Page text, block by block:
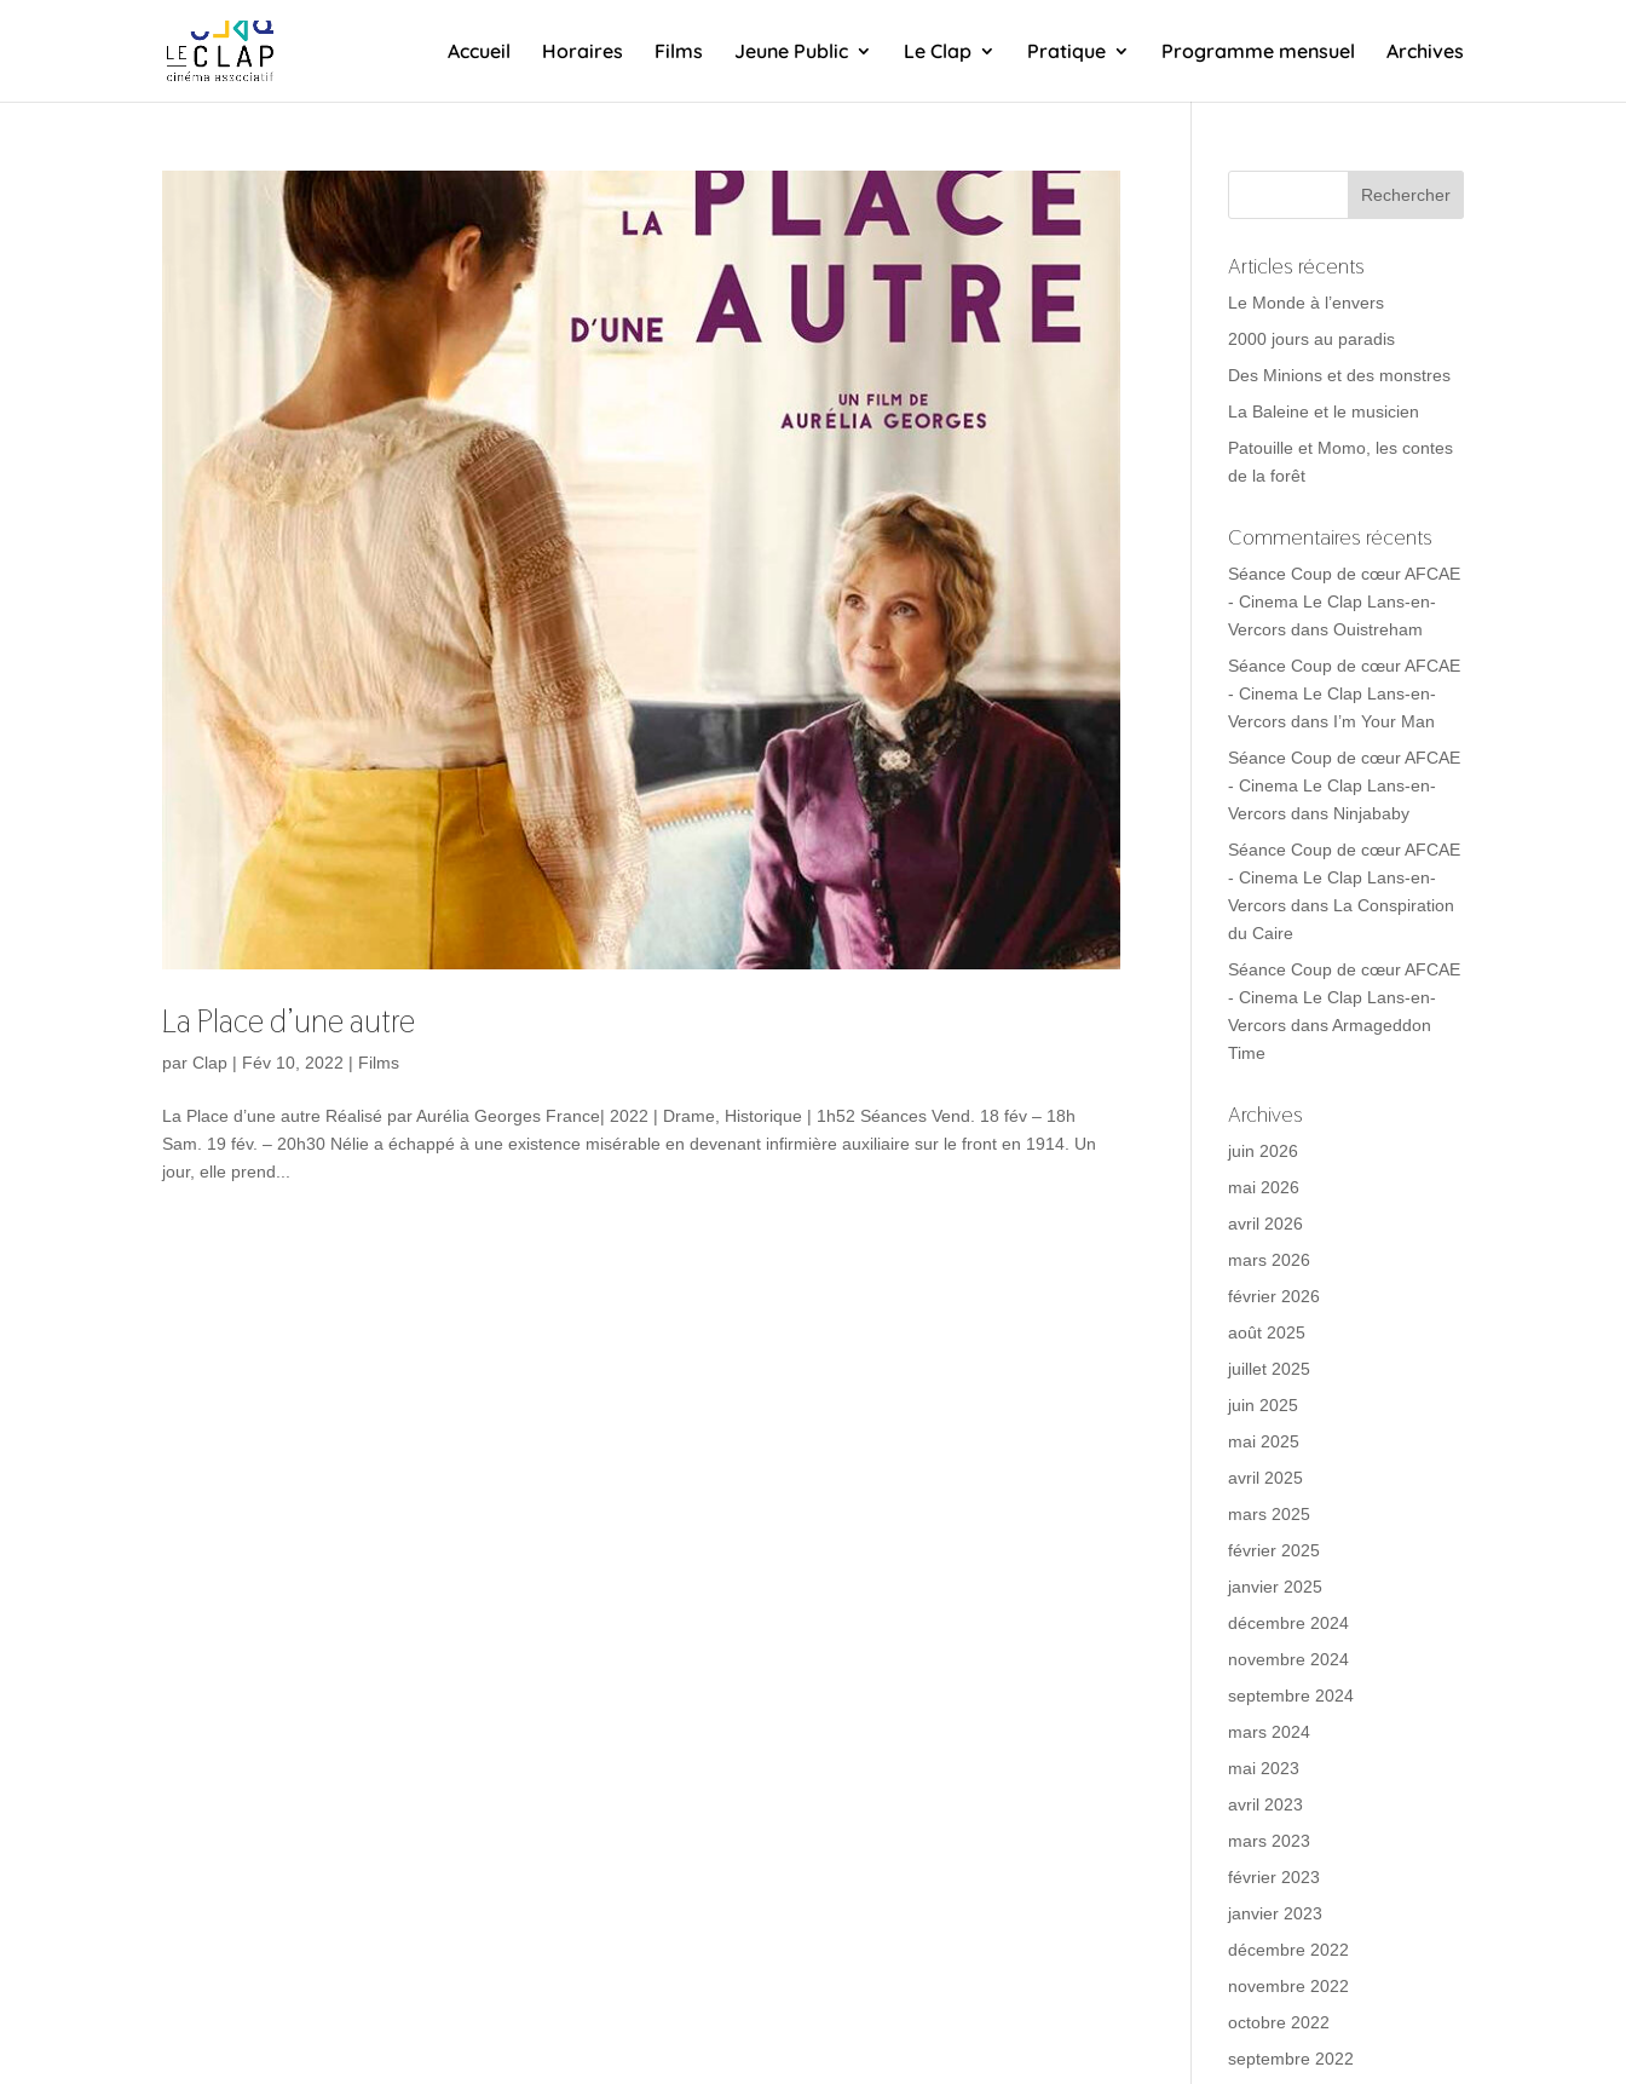
Accueil Horaires Films Jeune Public Le Clap Pratique Programme mensuel Archives
La Place d’une autre
parClap | Fév 10, 2022 | Films
La Place d’une autre Réalisé par Aurélia Georges France| 2022 | Drame, Historique | 1h52 Séances Vend. 18 fév – 18h
Sam. 19 fév. – 20h30 Nélie a échappé à une existence misérable en devenant infirmière auxiliaire sur le front en 1914. Un
jour, elle prend...
Articles récents
Le Monde à l’envers
2000 jours au paradis
Des Minions et des monstres
La Baleine et le musicien
Patouille et Momo, les contes
de la forêt
Commentaires récents
Séance Coup de cœur AFCAE
- Cinema Le Clap Lans-en-
Vercors dansOuistreham
Séance Coup de cœur AFCAE
- Cinema Le Clap Lans-en-
Vercors dans I’m Your Man
Séance Coup de cœur AFCAE
- Cinema Le Clap Lans-en-
Vercors dans Ninjababy
Séance Coup de cœur AFCAE
- Cinema Le Clap Lans-en-
Vercors dans La Conspiration
du Caire
Séance Coup de cœur AFCAE
- Cinema Le Clap Lans-en-
Vercors dansArmageddon
Time
Archives
juin 2026
mai 2026
avril 2026
mars 2026
février 2026
août 2025
juillet 2025
juin 2025
mai 2025
avril 2025
mars 2025
février 2025
janvier 2025
décembre 2024
novembre 2024
septembre 2024
mars 2024
mai 2023
avril 2023
mars 2023
février 2023
janvier 2023
décembre 2022
novembre 2022
octobre 2022
septembre 2022